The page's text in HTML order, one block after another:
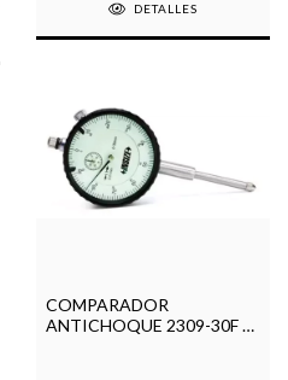
DETALLES
COMPARADOR
ANTICHOQUE 2309-30F 0-